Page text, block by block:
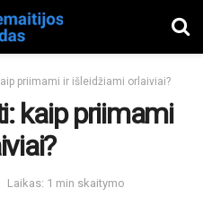
priimami ir išleidžiami orlaiviai?
kaip priimami
Laikas: 1 min skaitymo